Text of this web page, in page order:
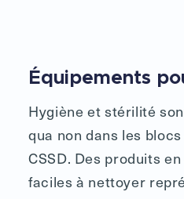
Équipements
Hygiène et stérilité
qua non dans les
CSSD. Des produits
faciles à nettoyer